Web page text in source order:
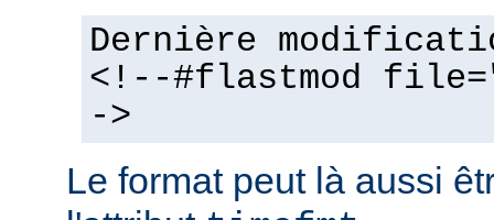
Dernière
<!--#flastmod
->
Le format peut là aussi